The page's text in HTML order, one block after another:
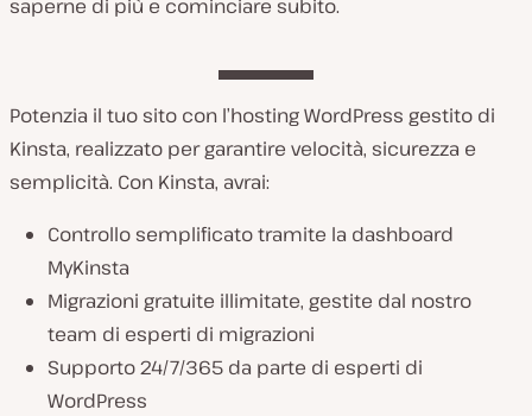
saperne di più e cominciare subito.
Potenzia il tuo sito con l’hosting WordPress gestito di
Kinsta, realizzato per garantire velocità, sicurezza e
semplicità. Con Kinsta, avrai:
Controllo semplificato tramite la dashboard
MyKinsta
Migrazioni gratuite illimitate, gestite dal nostro
team di esperti di migrazioni
Supporto 24/7/365 da parte di esperti di
WordPress